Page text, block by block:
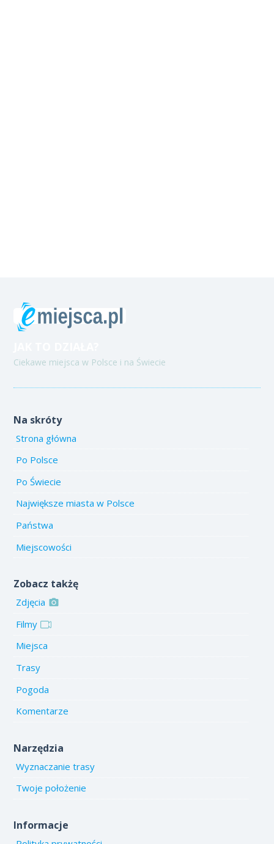
Ciekawe miejsca w Polsce i na Świecie
Na skróty
Strona główna
Po Polsce
Po Świecie
Największe miasta w Polsce
Państwa
Miejscowości
Zobacz takżę
Zdjęcia
Filmy
Miejsca
Trasy
Pogoda
Komentarze
Narzędzia
Wyznaczanie trasy
Twoje położenie
Informacje